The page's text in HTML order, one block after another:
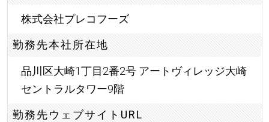
株式会社プレコフーズ
勤務先本社所在地
品川区大崎1丁目2番2号 アートヴィレッジ大崎
セントラルタワー9階
勤務先ウェブサイトURL